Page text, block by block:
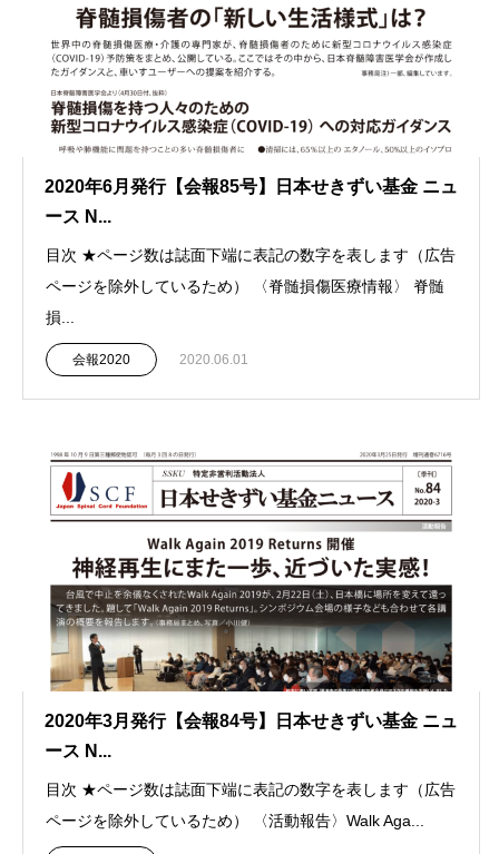
2020年6月発行【会報85号】日本せきずい基金 ニュ
ース N...
目次 ★ページ数は誌面下端に表記の数字を表します（広告
ページを除外しているため） 〈脊髄損傷医療情報〉 脊髄
損...
会報2020 2020.06.01
2020年3月発行【会報84号】日本せきずい基金 ニュ
ース N...
目次 ★ページ数は誌面下端に表記の数字を表します（広告
ページを除外しているため） 〈活動報告〉Walk Aga...